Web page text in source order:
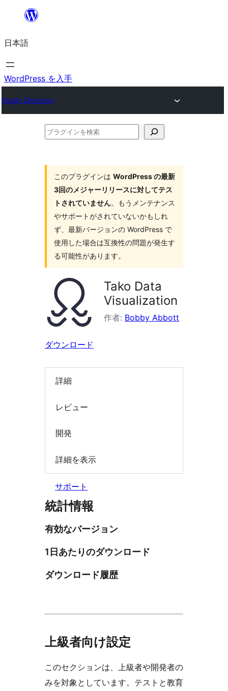
を
ス
キ
プ
日本語
WordPress を入手
Plugin Directory
プ
このプラグインは WordPress の最新
3回のメジャーリリースに対してテス
トされていません。もうメンテナンス
やサポートがされていないかもしれ
ず、最新バージョンの WordPress で
使用した場合は互換性の問題が発生す
る可能性があります。
Tako Data
Visualization
作者: Bobby Abbott
ダウンロード
詳細
レビュー
開発
詳細を表示
サポート
統計情報
有効なバージョン
1日あたりのダウンロード
ダウンロード履歴
上級者向け設定
このセクションは、上級者や開発者の
みを対象としています。テストと教育